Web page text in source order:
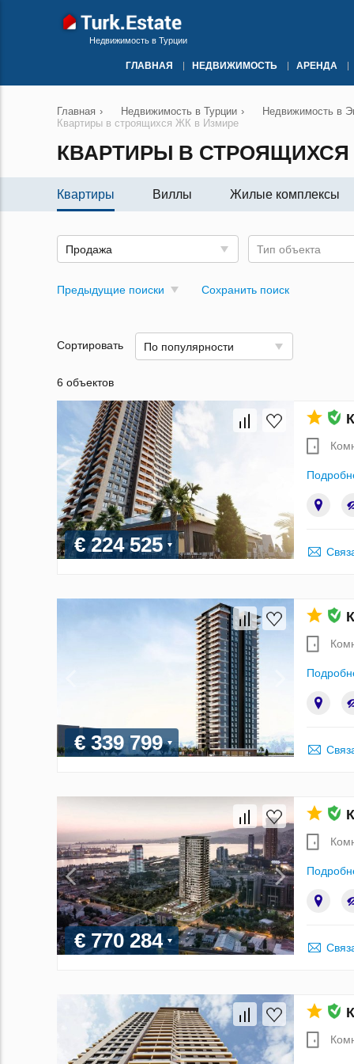
Недвижимость в Турции
ГЛАВНАЯ НЕДВИЖИМОСТЬ АРЕНДА
Главная › Недвижимость в Турции ›
Недвижимость в
Квартиры в строящихся ЖК в Измире
КВАРТИРЫ В
Квартиры Виллы Жилые комплексы
Продажа Тип объекта
Предыдущие поиски Сохранить поиск
Сортировать По популярности
6 объектов
€ 224 525
€ 339 799
€ 770 284